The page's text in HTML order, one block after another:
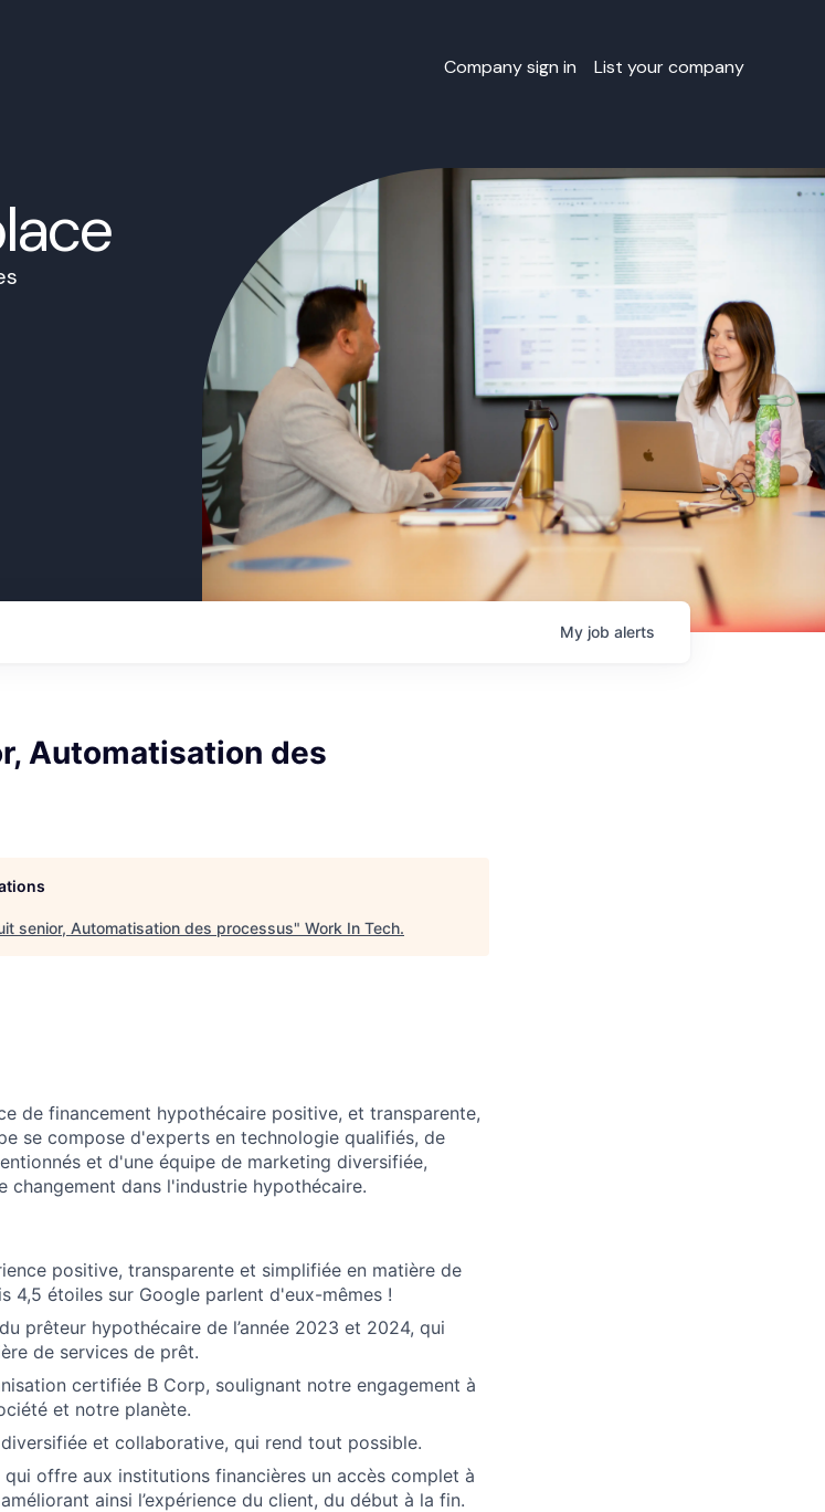
Company sign in List your company
My job alerts
Automatisation des
senior, Automatisation des processus" Work In Tech.
de financement hypothécaire positive, et transparente,
se compose d'experts en technologie qualifiés, de
et d'une équipe de marketing diversifiée,
changement dans l'industrie hypothécaire.
positive, transparente et simplifiée en matière de
4,5 étoiles sur Google parlent d'eux-mêmes !
prêteur hypothécaire de l’année 2023 et 2024, qui
de services de prêt.
certifiée B Corp, soulignant notre engagement à
et notre planète.
et collaborative, qui rend tout possible.
offre aux institutions financières un accès complet à
ainsi l’expérience du client, du début à la fin.